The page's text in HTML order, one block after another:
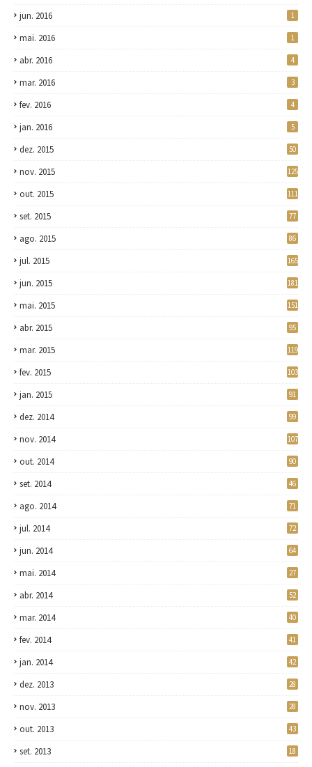
jun. 2016 1
mai. 2016 1
abr. 2016 4
mar. 2016 3
fev. 2016 4
jan. 2016 5
dez. 2015 50
nov. 2015 125
out. 2015 111
set. 2015 77
ago. 2015 86
jul. 2015 165
jun. 2015 181
mai. 2015 151
abr. 2015 95
mar. 2015 119
fev. 2015 103
jan. 2015 91
dez. 2014 99
nov. 2014 107
out. 2014 90
set. 2014 46
ago. 2014 71
jul. 2014 72
jun. 2014 64
mai. 2014 27
abr. 2014 52
mar. 2014 40
fev. 2014 41
jan. 2014 42
dez. 2013 28
nov. 2013 28
out. 2013 43
set. 2013 18